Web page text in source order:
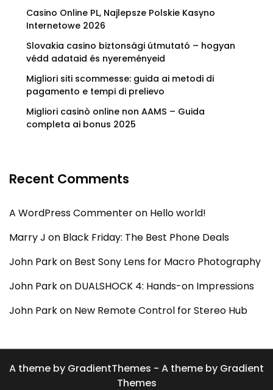
Casino Online PL, Najlepsze Polskie Kasyno
Internetowe 2026
Slovakia casino biztonsági útmutató – hogyan
védd adataid és nyereményeid
Migliori siti scommesse: guida ai metodi di
pagamento e tempi di prelievo
Migliori casinò online non AAMS – Guida
completa ai bonus 2025
Recent Comments
A WordPress Commenteron Hello world!
Marry J on Black Friday: The Best Phone Deals
John Parkon Best Sony Lens for Macro Photography
John Parkon DUALSHOCK 4: Hands-on Impressions
John Parkon New Remote Control for Stereo Hub
A theme by GradientThemes - A theme by Gradient
Themes